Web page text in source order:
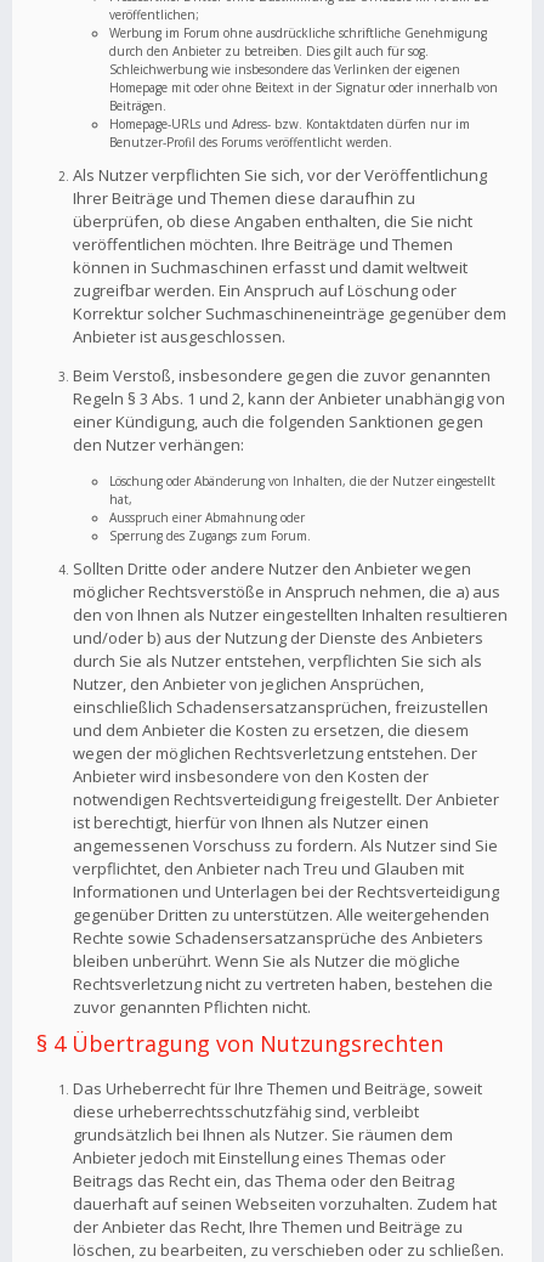
veröffentlichen;
Werbung im Forum ohne ausdrückliche schriftliche Genehmigung
durch den Anbieter zu betreiben. Dies gilt auch für sog.
Schleichwerbung wie insbesondere das Verlinken der eigenen
Homepage mit oder ohne Beitext in der Signatur oder innerhalb von
Beiträgen.
Homepage-URLs und Adress- bzw. Kontaktdaten dürfen nur im
Benutzer-Profil des Forums veröffentlicht werden.
Als Nutzer verpflichten Sie sich, vor der Veröffentlichung
Ihrer Beiträge und Themen diese daraufhin zu
überprüfen, ob diese Angaben enthalten, die Sie nicht
veröffentlichen möchten. Ihre Beiträge und Themen
können in Suchmaschinen erfasst und damit weltweit
zugreifbar werden. Ein Anspruch auf Löschung oder
Korrektur solcher Suchmaschineneinträge gegenüber dem
Anbieter ist ausgeschlossen.
Beim Verstoß, insbesondere gegen die zuvor genannten
Regeln § 3 Abs. 1 und 2, kann der Anbieter unabhängig von
einer Kündigung, auch die folgenden Sanktionen gegen
den Nutzer verhängen:
Löschung oder Abänderung von Inhalten, die der Nutzer eingestellt
hat,
Ausspruch einer Abmahnung oder
Sperrung des Zugangs zum Forum.
Sollten Dritte oder andere Nutzer den Anbieter wegen
möglicher Rechtsverstöße in Anspruch nehmen, die a) aus
den von Ihnen als Nutzer eingestellten Inhalten resultieren
und/oder b) aus der Nutzung der Dienste des Anbieters
durch Sie als Nutzer entstehen, verpflichten Sie sich als
Nutzer, den Anbieter von jeglichen Ansprüchen,
einschließlich Schadensersatzansprüchen, freizustellen
und dem Anbieter die Kosten zu ersetzen, die diesem
wegen der möglichen Rechtsverletzung entstehen. Der
Anbieter wird insbesondere von den Kosten der
notwendigen Rechtsverteidigung freigestellt. Der Anbieter
ist berechtigt, hierfür von Ihnen als Nutzer einen
angemessenen Vorschuss zu fordern. Als Nutzer sind Sie
verpflichtet, den Anbieter nach Treu und Glauben mit
Informationen und Unterlagen bei der Rechtsverteidigung
gegenüber Dritten zu unterstützen. Alle weitergehenden
Rechte sowie Schadensersatzansprüche des Anbieters
bleiben unberührt. Wenn Sie als Nutzer die mögliche
Rechtsverletzung nicht zu vertreten haben, bestehen die
zuvor genannten Pflichten nicht.
§ 4 Übertragung von Nutzungsrechten
Das Urheberrecht für Ihre Themen und Beiträge, soweit
diese urheberrechtsschutzfähig sind, verbleibt
grundsätzlich bei Ihnen als Nutzer. Sie räumen dem
Anbieter jedoch mit Einstellung eines Themas oder
Beitrags das Recht ein, das Thema oder den Beitrag
dauerhaft auf seinen Webseiten vorzuhalten. Zudem hat
der Anbieter das Recht, Ihre Themen und Beiträge zu
löschen, zu bearbeiten, zu verschieben oder zu schließen.